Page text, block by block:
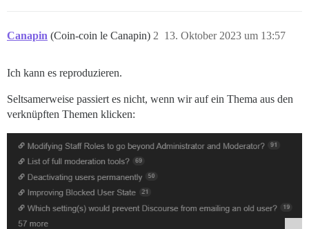
Canapin (Coin-coin le Canapin) 13. Oktober 2023 um 13:57
2
Ich kann es reproduzieren.
Seltsamerweise passiert es nicht, wenn wir auf ein Thema aus den
verknüpften Themen klicken: